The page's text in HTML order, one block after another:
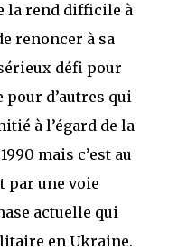
la rend difficile à
renoncer à sa
défi pour
d’autres qui
à l’égard de la
mais c’est au
par une voie
actuelle qui
en Ukraine.